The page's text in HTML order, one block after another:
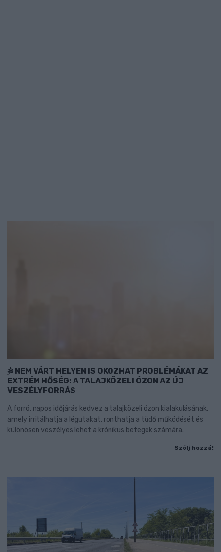
NEM VÁRT HELYEN IS OKOZHAT PROBLÉMÁKAT AZ
EXTRÉM HŐSÉG: A TALAJKÖZELI ÓZON AZ ÚJ
VESZÉLYFORRÁS
A forró, napos időjárás kedvez a talajközeli ózon kialakulásának,
amely irritálhatja a légutakat, ronthatja a tüdő működését és
különösen veszélyes lehet a krónikus betegek számára.
Szólj hozzá!